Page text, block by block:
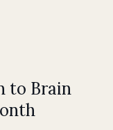
to Brain